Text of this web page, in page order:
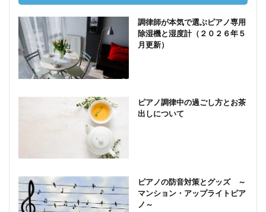
調律師が本気で選ぶピアノ専用
除湿機と湿度計（２０２６年５
月更新）
ピアノ調律中の過ごし方とお茶
出しについて
ピアノの防音対策とグッズ ～
マンション・アップライトピア
ノ～